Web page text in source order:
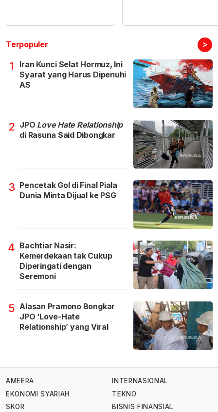
Terpopuler >
1
Iran Kunci Selat Hormuz, Ini
Syarat yang Harus Dipenuhi
AS
2 JPO Love Hate Relationship
di Rasuna Said Dibongkar
3 Pencetak Gol di Final Piala
Dunia Minta Dijual ke PSG
4 Bachtiar Nasir:
Kemerdekaan tak Cukup
Diperingati dengan
Seremoni
5 Alasan Pramono Bongkar
JPO ‘Love-Hate
Relationship’ yang Viral
AMEERA
EKONOMI SYARIAH
SKOR
INTERNASIONAL
TEKNO
BISNIS FINANSIAL